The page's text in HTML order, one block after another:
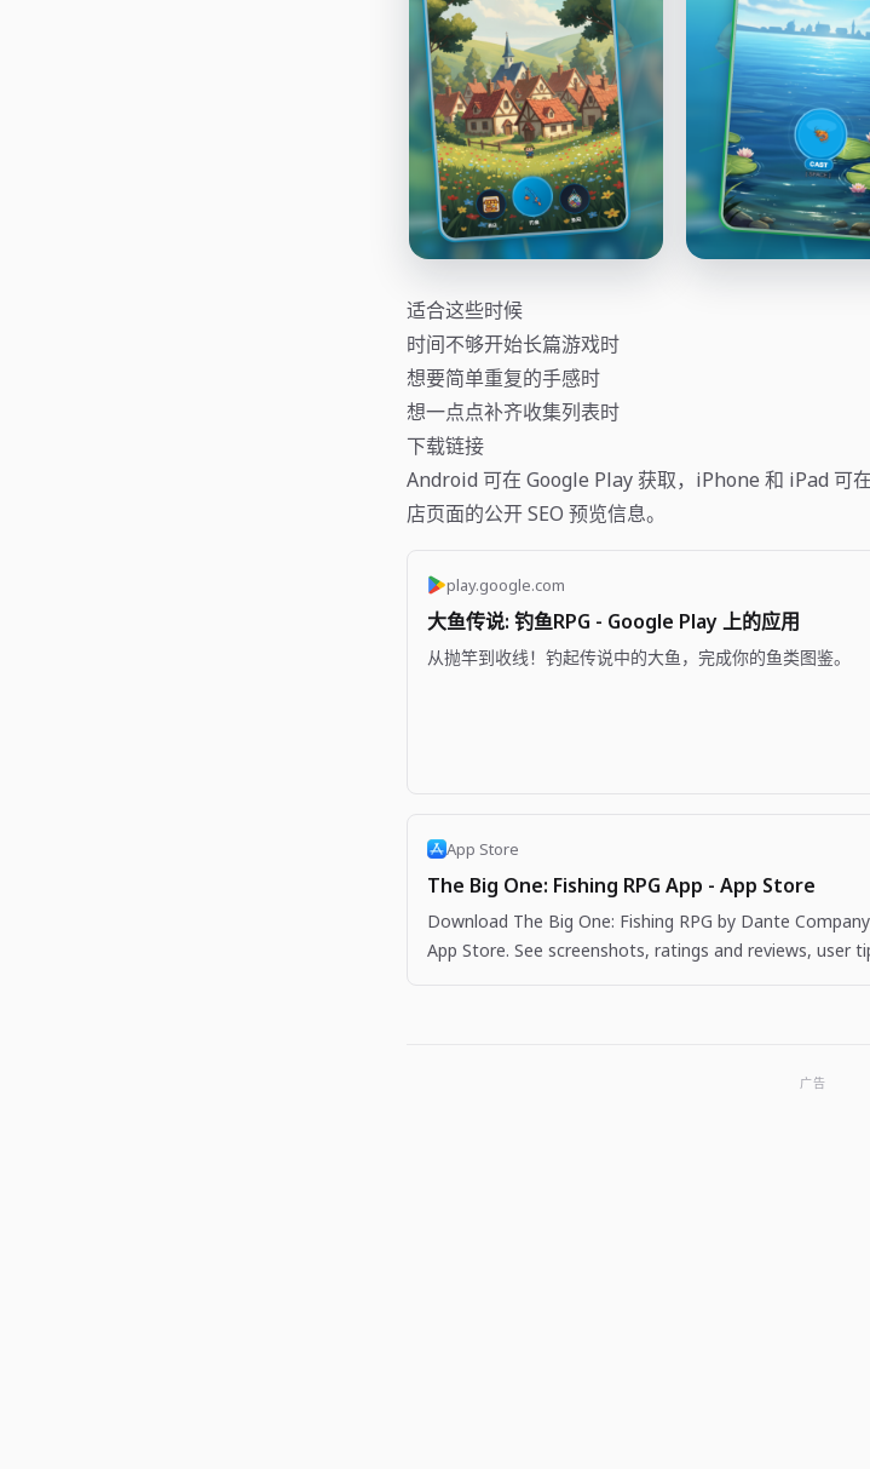
适合这些时候
时间不够开始长篇游戏时
想要简单重复的手感时
想一点点补齐收集列表时
下载链接
Android 可在 Google Play 获取，iPhone 和 iPad 可
店页面的公开 SEO 预览信息。
play.google.com
大鱼传说: 钓鱼RPG - Google Play 上的应用
从抛竿到收线！钓起传说中的大鱼，完成你的鱼类图鉴。
App Store
The Big One: Fishing RPG App - App Store
Download The Big One: Fishing RPG by Dante
App Store. See screenshots, ratings and reviews, user
广告